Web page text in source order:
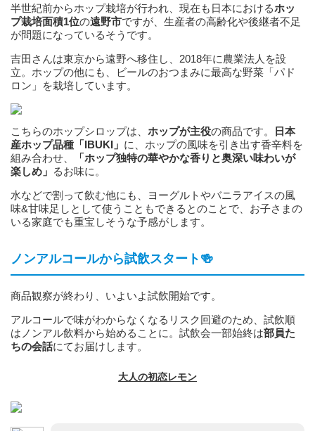
半世紀前からホップ栽培が行われ、現在も日本におけるホッ
プ栽培面積1位の遠野市ですが、生産者の高齢化や後継者不足
が問題になっているそうです。
吉田さんは東京から遠野へ移住し、2018年に農業法人を設
立。ホップの他にも、ビールのおつまみに最高な野菜「パド
ロン」を栽培しています。
こちらのホップシロップは、 ホップが主役の商品です。
日本
産ホップ品種「IBUKI」 に、ホップの風味を引き出す香辛料を
組み合わせ、
「ホップ独特の華やかな香りと奥深い味わいが
楽しめ」 るお味に。
水などで割って飲む他にも、ヨーグルトやバニラアイスの風
味&甘味足しとして使うこともできるとのことで、お子さまの
いる家庭でも重宝しそうな予感がします。
ノンアルコールから試飲スタート🍻
商品観察が終わり、いよいよ試飲開始です。
アルコールで味がわからなくなるリスク回避のため、試飲順
はノンアル飲料から始めることに。試飲会一部始終は部員た
ちの会話にてお届けします。
大人の初恋レモン